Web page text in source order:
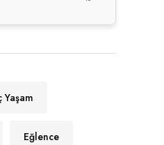
Yaşam
Eğlence